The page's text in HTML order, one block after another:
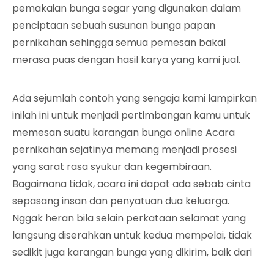
pemakaian bunga segar yang digunakan dalam
penciptaan sebuah susunan bunga papan
pernikahan sehingga semua pemesan bakal
merasa puas dengan hasil karya yang kami jual.
Ada sejumlah contoh yang sengaja kami lampirkan
inilah ini untuk menjadi pertimbangan kamu untuk
memesan suatu karangan bunga online Acara
pernikahan sejatinya memang menjadi prosesi
yang sarat rasa syukur dan kegembiraan.
Bagaimana tidak, acara ini dapat ada sebab cinta
sepasang insan dan penyatuan dua keluarga.
Nggak heran bila selain perkataan selamat yang
langsung diserahkan untuk kedua mempelai, tidak
sedikit juga karangan bunga yang dikirim, baik dari